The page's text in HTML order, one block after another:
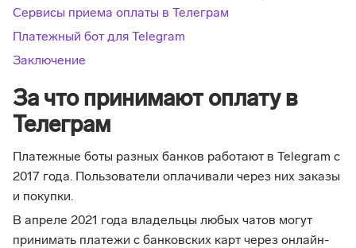
Сервисы приема оплаты в Телеграм
Платежный бот для Telegram
Заключение
За что принимают оплату в
Телеграм
Платежные боты разных банков работают в Telegram с
2017 года. Пользователи оплачивали через них заказы
и покупки.
В апреле 2021 года владельцы любых чатов могут
принимать платежи с банковских карт через онлайн-